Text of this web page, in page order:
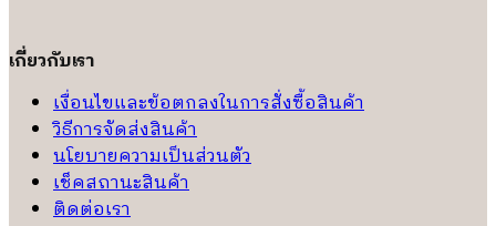
เกี่ยวกับเรา
เงื่อนไขและข้อตกลงในการสั่งซื้อสินค้า
วิธีการจัดส่งสินค้า
นโยบายความเป็นส่วนตัว
เช็คสถานะสินค้า
ติดต่อเรา